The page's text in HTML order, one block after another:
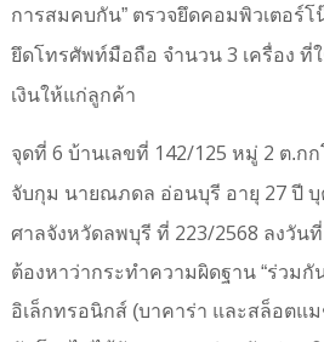
การสมคบกัน” ตรวจยึดคอมพิวเตอร์
ยึดโทรศัพท์มือถือ จำนวน 3 เครื่อง ที่
เงินให้แก่ลูกค้า
จุดที่ 6 บ้านเลขที่ 142/125 หมู่ 2 ต.กก
จับกุม นายณภดล อ่อนบุรี อายุ 27ปี บุ
ศาลจังหวัดลพบุรี ที่ 223/2568 ลงวันที่
ต้องหาว่ากระทำความผิดฐาน “ร่วมกั
อิเล็กทรอนิกส์ (บาคาร่า และสล็อตแ